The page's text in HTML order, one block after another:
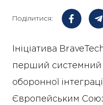
Поділитися:
Ініціатива
перший системний
оборонної
Європейським